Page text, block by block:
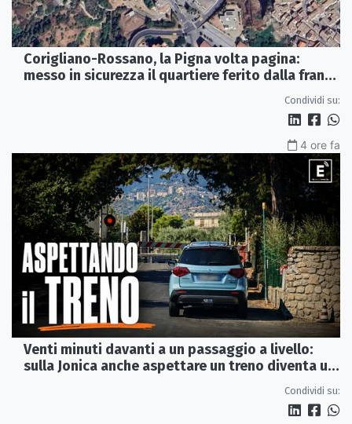
Corigliano-Rossano, la Pigna volta pagina:
messo in sicurezza il quartiere ferito dalla frana
Condividi su:
4 ore fa
Venti minuti davanti a un passaggio a livello:
sulla Jonica anche aspettare un treno diventa un
Condividi su: